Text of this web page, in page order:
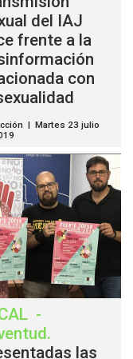
del IAJ
frente a la
con
| Martes 23 julio
-
.
las